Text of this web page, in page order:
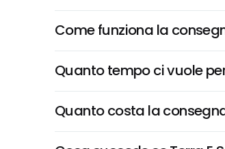
Come funziona la
Quanto tempo ci vuole
Quanto costa la